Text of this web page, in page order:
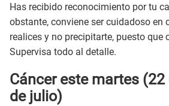
Has recibido reconocimiento por tu
obstante, conviene ser cuidadoso en
realices y no precipitarte, puesto que
Supervisa todo al detalle.
Cáncer este martes (22
de julio)